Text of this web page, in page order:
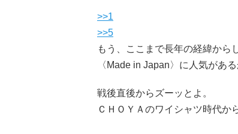
>>1
>>5
もう、ここまで長年の経緯から
〈Made in Japan〉に人気があ
戦後直後からズーッとよ。
ＣＨＯＹＡのワイシャツ時代か